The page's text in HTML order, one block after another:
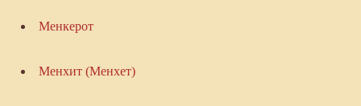
Менкерот
Менхит (Менхет)